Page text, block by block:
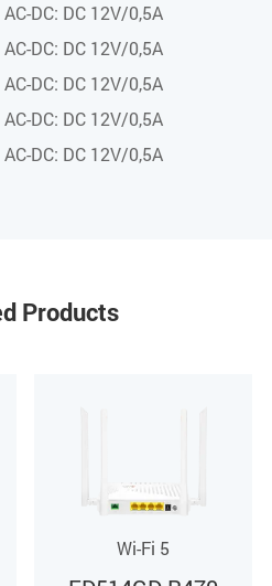
saída)
DC: DC 12V/0,5A
DC: DC 12V/0,5A
DC: DC 12V/0,5A
DC: DC 12V/0,5A
DC: DC 12V/0,5A
Products
Wi-Fi 5